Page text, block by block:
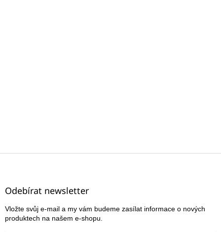
Z
Odebírat newsletter
Vložte svůj e-mail a my vám budeme zasílat informace o nových
produktech na našem e-shopu.